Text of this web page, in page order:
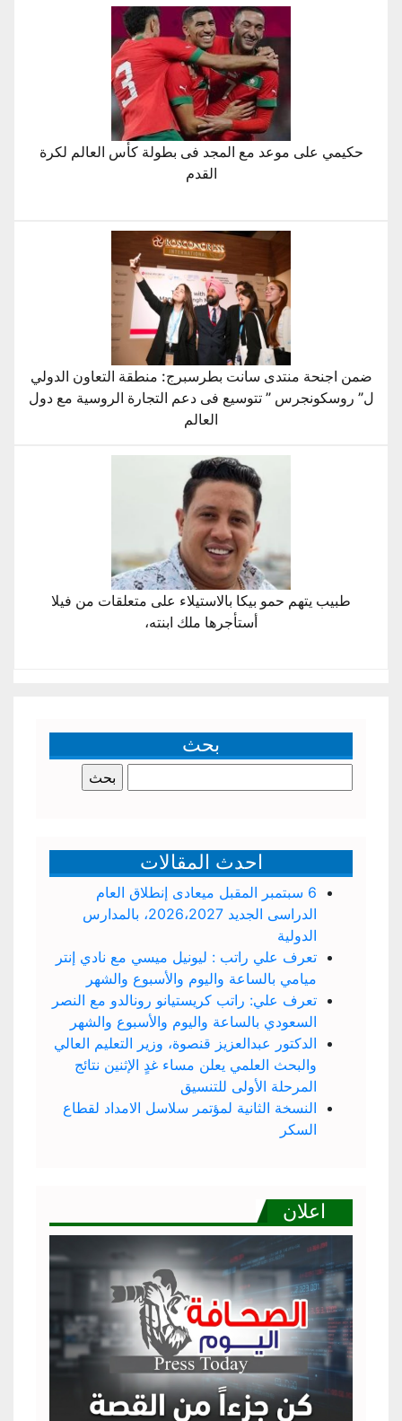
حكيمي على موعد مع المجد فى بطولة كأس العالم لكرة
القدم
ضمن اجنحة منتدى سانت بطرسبرج: منطقة التعاون الدولي
ل” روسكونجرس ” تتوسيع فى دعم التجارة الروسية مع دول
العالم
طبيب يتهم حمو بيكا بالاستيلاء على متعلقات من فيلا
أستأجرها ملك ابنته،
بحث
عن:
احدث المقالات
6 سبتمبر المقبل ميعادى إنطلاق العام
الدراسى الجديد 2026،2027، بالمدارس
الدولية
تعرف علي راتب : ليونيل ميسي مع نادي إنتر
ميامي بالساعة واليوم والأسبوع والشهر
تعرف علي: راتب كريستيانو رونالدو مع النصر
السعودي بالساعة واليوم والأسبوع والشهر
الدكتور عبدالعزيز قنصوة، وزير التعليم العالي
والبحث العلمي يعلن مساء غدٍ الإثنين نتائج
المرحلة الأولى للتنسيق
النسخة الثانية لمؤتمر سلاسل الامداد لقطاع
السكر
اعلان